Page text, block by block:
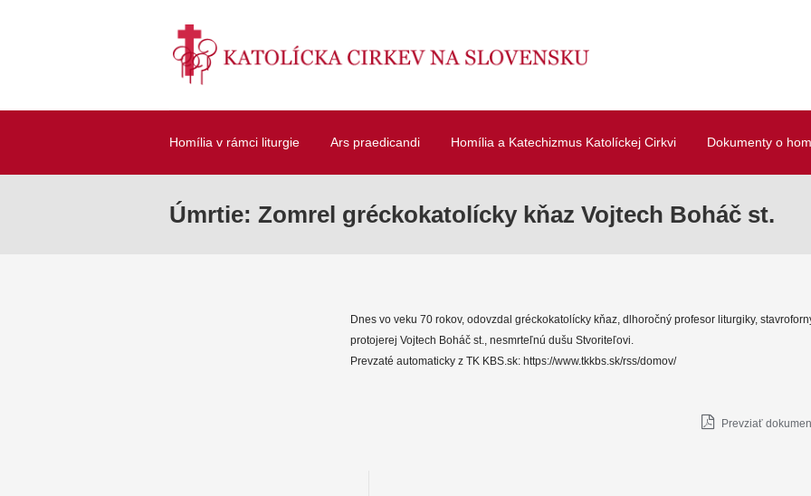
Homília v rámci liturgie Ars praedicandi Homília a Katechizmus Katolíckej Cirkvi Dokumenty o
Úmrtie: Zomrel gréckokatolícky kňaz Vojtech Boháč st.
Dnes vo veku 70 rokov, odovzdal gréckokatolícky kňaz, dlhoročný profesor liturgiky,
protojerej Vojtech Boháč st., nesmrteľnú dušu Stvoriteľovi.
Prevzaté automaticky z TK KBS.sk: https://www.tkkbs.sk/rss/domov/
Prevziať